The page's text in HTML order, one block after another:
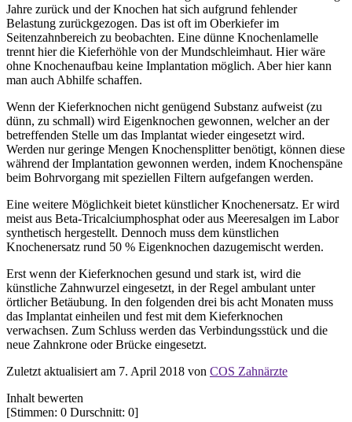
Jahre zurück und der Knochen hat sich aufgrund fehlender
Belastung zurückgezogen. Das ist oft im Oberkiefer im
Seitenzahnbereich zu beobachten. Eine dünne Knochenlamelle
trennt hier die Kieferhöhle von der Mundschleimhaut. Hier wäre
ohne Knochenaufbau keine Implantation möglich. Aber hier kann
man auch Abhilfe schaffen.
Wenn der Kieferknochen nicht genügend Substanz aufweist (zu
dünn, zu schmall) wird Eigenknochen gewonnen, welcher an der
betreffenden Stelle um das Implantat wieder eingesetzt wird.
Werden nur geringe Mengen Knochensplitter benötigt, können diese
während der Implantation gewonnen werden, indem Knochenspäne
beim Bohrvorgang mit speziellen Filtern aufgefangen werden.
Eine weitere Möglichkeit bietet künstlicher Knochenersatz. Er wird
meist aus Beta-Tricalciumphosphat oder aus Meeresalgen im Labor
synthetisch hergestellt. Dennoch muss dem künstlichen
Knochenersatz rund 50 % Eigenknochen dazugemischt werden.
Erst wenn der Kieferknochen gesund und stark ist, wird die
künstliche Zahnwurzel eingesetzt, in der Regel ambulant unter
örtlicher Betäubung. In den folgenden drei bis acht Monaten muss
das Implantat einheilen und fest mit dem Kieferknochen
verwachsen. Zum Schluss werden das Verbindungsstück und die
neue Zahnkrone oder Brücke eingesetzt.
Zuletzt aktualisiert am 7. April 2018 von COS Zahnärzte
Inhalt bewerten
[Stimmen: 0 Durschnitt: 0]